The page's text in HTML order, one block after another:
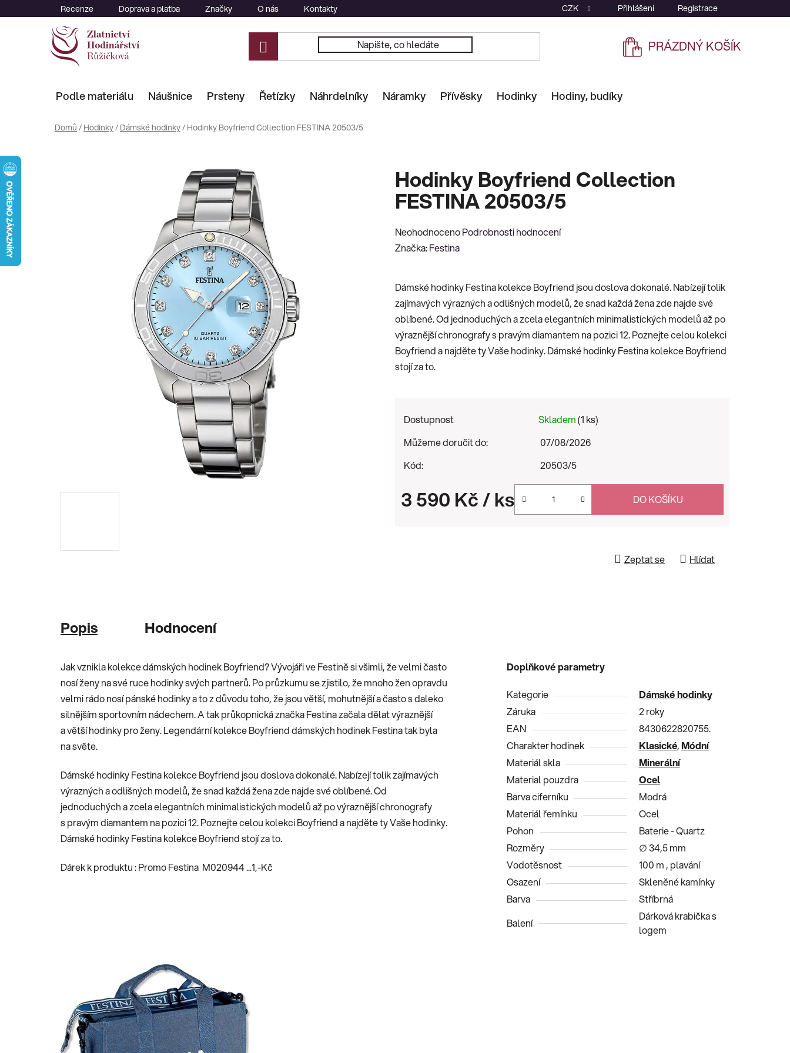
na
Recenze Doprava a platba Značky O nás Kontakty CZK Přihlášení Registrace
NÁKUPNÍ
PRÁZDNÝ KOŠÍK
Podle materiálu Náušnice Prsteny Řetízky Náhrdelníky Náramky Přívěsky Hodinky Hodiny, budíky
Domů / Hodinky/ Dámské hodinky/ Hodinky Boyfriend Collection FESTINA 20503/5
Hodinky Boyfriend Collection
FESTINA 20503/5
Průměrné
hodnocení
0,0
z
5
hvězdiček.
NeohodnocenoPodrobnosti hodnocení
Značka:Festina
Dámské hodinky Festina kolekce Boyfriend jsou doslova dokonalé. Nabízejí tolik
zajímavých výrazných a odlišných modelů, že snad každá žena zde najde své
oblíbené. Od jednoduchých a zcela elegantních minimalistických modelů až po
výraznější chronografy s pravým diamantem na pozici 12. Poznejte celou kolekci
Boyfriend a najděte ty Vaše hodinky. Dámské hodinky Festina kolekce Boyfriend
stojí za to.
Dostupnost Skladem(1 ks)
Můžeme doručit do:
07/08/2026
Kód:
20503/5
3 590 Kč/ ks DO KOŠÍKU
Zeptat se Hlídat
Popis Hodnocení
Jak vznikla kolekce dámských hodinek Boyfriend? Vývojáři ve Festině si všimli, že velmi často
nosí ženy na své ruce hodinky svých partnerů. Po průzkumu se zjistilo, že mnoho žen opravdu
velmi rádo nosí pánské hodinky a to z důvodu toho, že jsou větší, mohutnější a často s daleko
silnějším sportovním nádechem. A tak průkopnická značka Festina začala dělat výraznější
a větší hodinky pro ženy. Legendární kolekce Boyfriend dámských hodinek Festina tak byla
na světe.
Dámské hodinky Festina kolekce Boyfriend jsou doslova dokonalé. Nabízejí tolik zajímavých
výrazných a odlišných modelů, že snad každá žena zde najde své oblíbené. Od
jednoduchých a zcela elegantních minimalistických modelů až po výraznější chronografy
s pravým diamantem na pozici 12. Poznejte celou kolekci Boyfriend a najděte ty Vaše hodinky.
Dámské hodinky Festina kolekce Boyfriend stojí za to.
Dárek k produktu : Promo Festina M020944 ...1,-Kč
Doplňkové parametry
Kategorie
Dámské hodinky
Záruka
2 roky
EAN
8430622820755.
Charakter hodinek
Klasické, Módní
Materiál skla
Minerální
Material pouzdra
Ocel
Barva ciferníku
Modrá
Materiál řemínku
Ocel
Pohon
Baterie - Quartz
Rozměry
∅ 34,5 mm
Vodotěsnost
100 m , plavání
Osazení
Skleněné kamínky
Barva
Stříbrná
Balení
Dárková krabička s
logem